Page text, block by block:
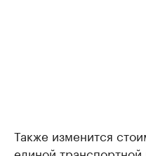
Также изменится